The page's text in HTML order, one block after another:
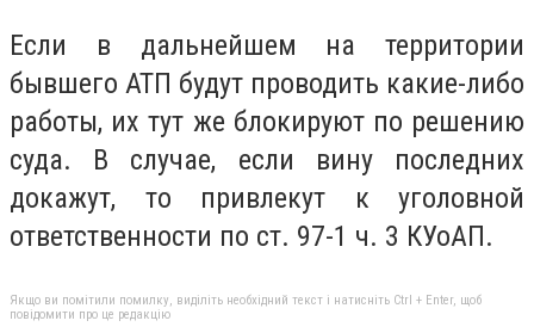
Если в дальнейшем на территории
бывшего АТП будут проводить какие-либо
работы, их тут же блокируют по решению
суда. В случае, если вину последних
докажут, то привлекут к уголовной
ответственности по ст. 97-1 ч. 3 КУоАП.
Якщо ви помітили помилку, виділіть необхідний текст і натисніть Ctrl + Enter, щоб
повідомити про це редакцію